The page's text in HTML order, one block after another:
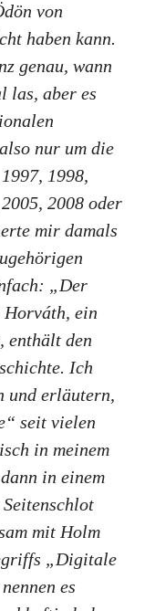
von
haben kann.
genau, wann
las, aber es
nur um die
1998,
2008 oder
mir damals
„Der
Horváth, ein
enthält den
Ich
und erläutern,
seit vielen
in meinem
in einem
mit Holm
„Digitale
es